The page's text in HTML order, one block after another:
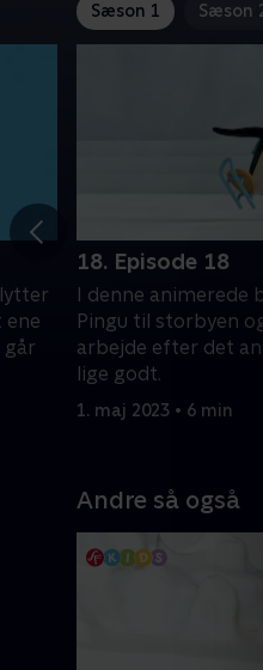
Sæson 1 Sæson
ene
går
18. Episode 18
I denne animerede
Pingu til storbyen
arbejde efter det
lige godt.
1. maj 2023 • 6 min
Andre så også